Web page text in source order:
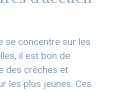
se concentre sur les
il est bon de
des crèches et
les plus jeunes. Ces